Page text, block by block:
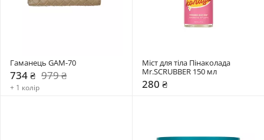
Гаманець GAM-70
734 ₴ 979 ₴
+ 1 колір
Міст для тіла Пінаколада
Mr.SCRUBBER 150 мл
280 ₴